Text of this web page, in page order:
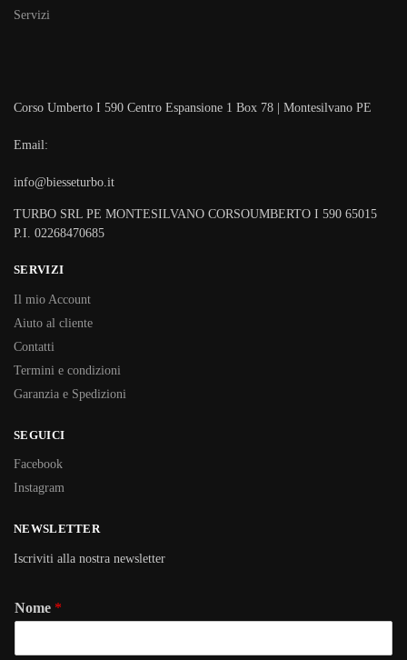
Servizi
Corso Umberto I 590 Centro Espansione 1 Box 78 | Montesilvano PE
Email:
info@biesseturbo.it
TURBO SRL PE MONTESILVANO CORSOUMBERTO I 590 65015
P.I. 02268470685
SERVIZI
Il mio Account
Aiuto al cliente
Contatti
Termini e condizioni
Garanzia e Spedizioni
SEGUICI
Facebook
Instagram
NEWSLETTER
Iscriviti alla nostra newsletter
Nome *